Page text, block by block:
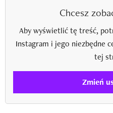
Chcesz
Aby wyświetlić tę treść,
Instagram i jego niezbędne
tej
Zmień